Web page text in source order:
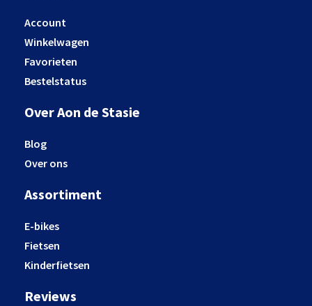
Account
Winkelwagen
Favorieten
Bestelstatus
Over Aon de Stasie
Blog
Over ons
Assortiment
E-bikes
Fietsen
Kinderfietsen
Reviews